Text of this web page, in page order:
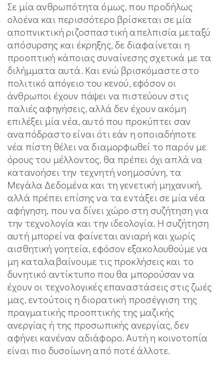
Σε μία ανθρωπότητα όμως, που προδήλως
ολοένα και περισσότερο βρίσκεται σε μία
αποπνικτική ριζοσπαστική απελπισία μεταξύ
απόσυρσης και έκρηξης, δε διαφαίνεται η
προοπτική κάποιας συναίνεσης σχετικά με τα
διλήμματα αυτά. Και ενώ βρισκόμαστε στο
πολιτικό απόγειο του κενού, εφόσον οι
άνθρωποι έχουν πάψει να πιστεύουν στις
παλιές αφηγήσεις, αλλά δεν έχουν ακόμη
επιλέξει μία νέα, αυτό που προκύπτει σαν
αναπόδραστο είναι ότι εάν η οποιαδήποτε
νέα πίστη θέλει να διαμορφωθεί το παρόν με
όρους του μέλλοντος, θα πρέπει όχι απλά να
κατανοήσει την τεχνητή νοημοσύνη, τα
Μεγάλα Δεδομένα και τη γενετική μηχανική,
αλλά πρέπει επίσης να τα εντάξει σε μία νέα
αφήγηση, που να δίνει χώρο στη συζήτηση για
την τεχνολογία και την ιδεολογία. Η συζήτηση
αυτή μπορεί να φαίνεται ανιαρή και χωρίς
αισθητική γοητεία, εφόσον εξακολουθούμε να
μη καταλαβαίνουμε τις προκλήσεις και το
δυνητικό αντίκτυπο που θα μπορούσαν να
έχουν οι τεχνολογικές επαναστάσεις στις ζωές
μας, εντούτοις η διορατική προσέγγιση της
πραγματικής προοπτικής της μαζικής
ανεργίας ή της προσωπικής ανεργίας, δεν
αφήνει κανέναν αδιάφορο. Αυτή η κοινοτοπία
είναι πιο δυσοίωνη από ποτέ άλλοτε.